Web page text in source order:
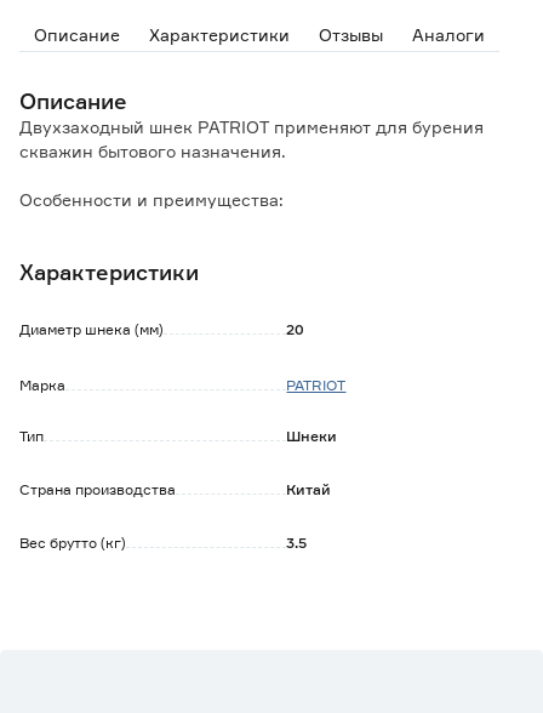
Описание Характеристики Отзывы Аналоги
Описание
Двухзаходный шнек PATRIOT применяют для бурения
скважин бытового назначения.
Особенности и преимущества:
- защищен от коррозии и механических повреждений.
Характеристики
Диаметр шнека (мм) 20
Марка PATRIOT
Тип Шнеки
Страна производства Китай
Вес брутто (кг) 3.5